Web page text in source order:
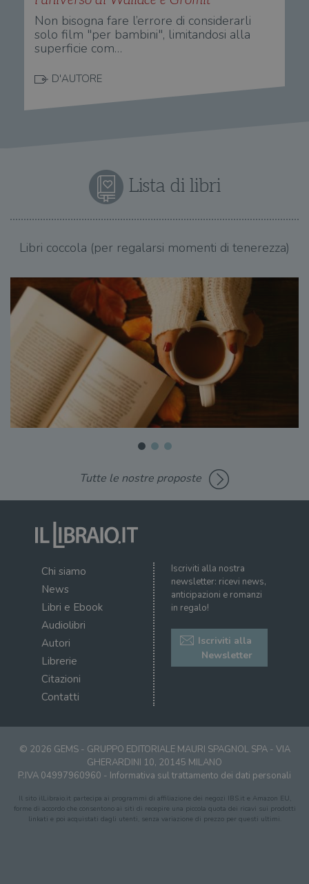
Non bisogna fare l’errore di considerarli
solo film "per bambini", limitandosi alla
superficie com…
D'AUTORE
Lista di libri
Libri coccola (per regalarsi momenti di tenerezza)
Tutte le nostre proposte
Chi siamo
News
Libri e Ebook
Audiolibri
Autori
Librerie
Citazioni
Contatti
Iscriviti alla nostra
newsletter: ricevi news,
anticipazioni e romanzi
in regalo!
Iscriviti alla
Newsletter
© 2026 GEMS - GRUPPO EDITORIALE MAURI SPAGNOL SPA - VIA
GHERARDINI 10, 20145 MILANO
P.IVA 04997960960 - Informativa sul trattamento dei dati personali
Il sito ilLibraio.it partecipa ai programmi di affiliazione dei negozi IBS.it e Amazon EU,
forme di accordo che consentono ai siti di recepire una piccola quota dei ricavi sui prodotti
linkati e poi acquistati dagli utenti, senza variazione di prezzo per questi ultimi.